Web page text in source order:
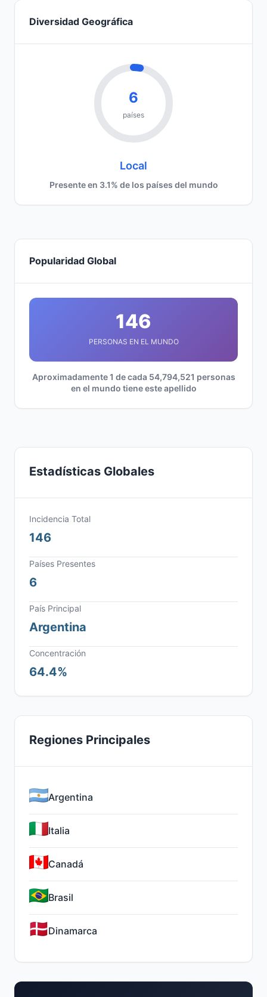
Diversidad Geográfica
6
países
Local
Presente en 3.1% de los países del mundo
Popularidad Global
146
PERSONAS EN EL MUNDO
Aproximadamente 1 de cada 54,794,521 personas
en el mundo tiene este apellido
Estadísticas Globales
Incidencia Total
146
Países Presentes
6
País Principal
Argentina
Concentración
64.4%
Regiones Principales
Argentina
Italia
Canadá
Brasil
Dinamarca